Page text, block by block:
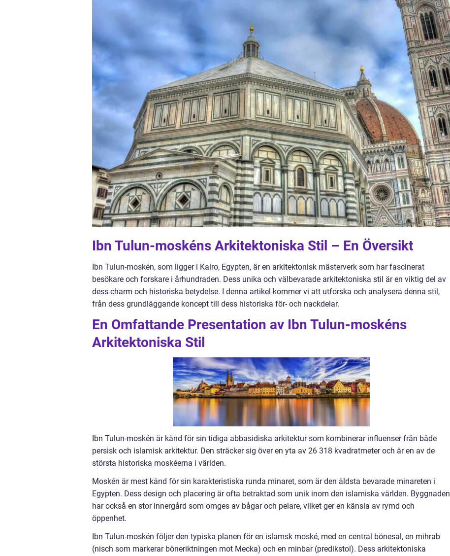
Ibn Tulun-moskéns Arkitektoniska Stil – En Översikt
Ibn Tulun-moskén, som ligger i Kairo, Egypten, är en arkitektonisk mästerverk som har fascinerat
besökare och forskare i århundraden. Dess unika och välbevarade arkitektoniska stil är en viktig del av
dess charm och historiska betydelse. I denna artikel kommer vi att utforska och analysera denna stil,
från dess grundläggande koncept till dess historiska för- och nackdelar.
En Omfattande Presentation av Ibn Tulun-moskéns
Arkitektoniska Stil
Ibn Tulun-moskén är känd för sin tidiga abbasidiska arkitektur som kombinerar influenser från både
persisk och islamisk arkitektur. Den sträcker sig över en yta av 26 318 kvadratmeter och är en av de
största historiska moskéerna i världen.
Moskén är mest känd för sin karakteristiska runda minaret, som är den äldsta bevarade minareten i
Egypten. Dess design och placering är ofta betraktad som unik inom den islamiska världen. Byggnaden
har också en stor innergård som omges av bågar och pelare, vilket ger en känsla av rymd och
öppenhet.
Ibn Tulun-moskén följer den typiska planen för en islamsk moské, med en central bönesal, en mihrab
(nisch som markerar böneriktningen mot Mecka) och en minbar (predikstol). Dess arkitektoniska